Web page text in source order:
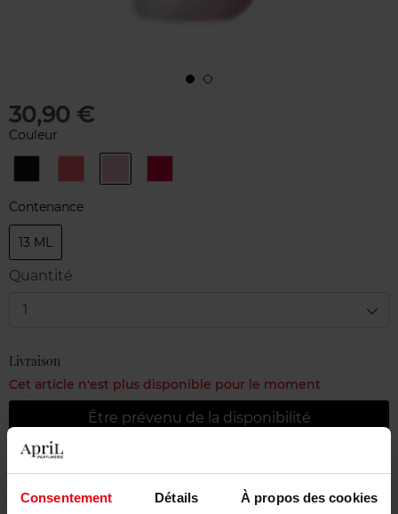
Consentement Détails À propos des cookies
30,90 €
Couleur
GRIS CORALIUMNUVOLAEXQUISITE
Contenance
13 ML
Quantité
1
Livraison
Cet article n'est plus disponible pour le moment
Être prévenu de la disponibilité
Retour gratuit dans votre magasin